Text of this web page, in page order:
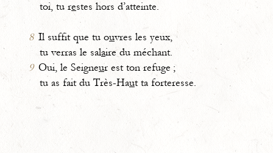
toi, tu restes hors d’atteinte.
8 Il suffit que tu ouvres les yeux,
tu verras le salaire du méchant.
9 Oui, le Seigneur est ton refuge ;
tu as fait du Très-Haut ta forteresse.